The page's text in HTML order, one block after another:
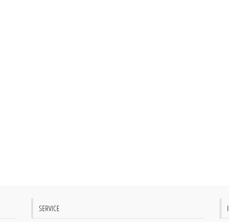
SERVICE